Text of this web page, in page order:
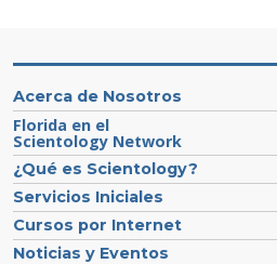
Acerca de Nosotros
Florida en el
Scientology Network
¿Qué es Scientology?
Servicios Iniciales
Cursos por Internet
Noticias y Eventos